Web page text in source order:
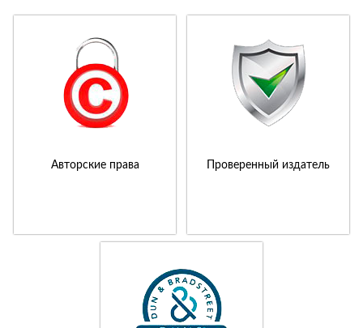
Авторские права Проверенный издатель